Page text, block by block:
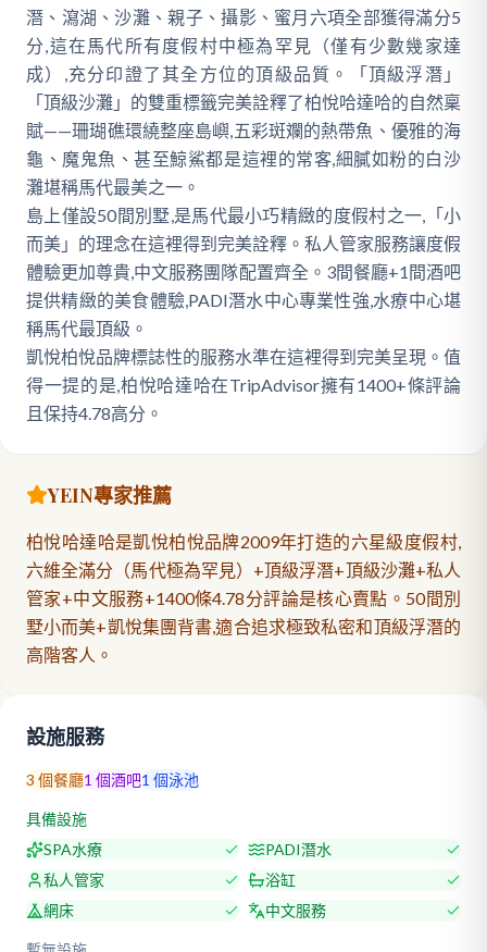
潛、瀉湖、沙灘、親子、攝影、蜜月六項全部獲得滿分5
分,這在馬代所有度假村中極為罕見（僅有少數幾家達
成）,充分印證了其全方位的頂級品質。「頂級浮潛」
「頂級沙灘」的雙重標籤完美詮釋了柏悅哈達哈的自然稟
賦——珊瑚礁環繞整座島嶼,五彩斑斕的熱帶魚、優雅的海
龜、魔鬼魚、甚至鯨鯊都是這裡的常客,細膩如粉的白沙
灘堪稱馬代最美之一。
島上僅設50間別墅,是馬代最小巧精緻的度假村之一,「小
而美」的理念在這裡得到完美詮釋。私人管家服務讓度假
體驗更加尊貴,中文服務團隊配置齊全。3間餐廳+1間酒吧
提供精緻的美食體驗,PADI潛水中心專業性強,水療中心堪
稱馬代最頂級。
凱悅柏悅品牌標誌性的服務水準在這裡得到完美呈現。值
得一提的是,柏悅哈達哈在TripAdvisor擁有1400+條評論
且保持4.78高分。
YEIN專家推薦
柏悅哈達哈是凱悅柏悅品牌2009年打造的六星級度假村,
六維全滿分（馬代極為罕見）+頂級浮潛+頂級沙灘+私人
管家+中文服務+1400條4.78分評論是核心賣點。50間別
墅小而美+凱悅集團背書,適合追求極致私密和頂級浮潛的
高階客人。
設施服務
3 個餐廳1 個酒吧1 個泳池
具備設施
SPA水療
PADI潛水
私人管家
浴缸
網床
中文服務